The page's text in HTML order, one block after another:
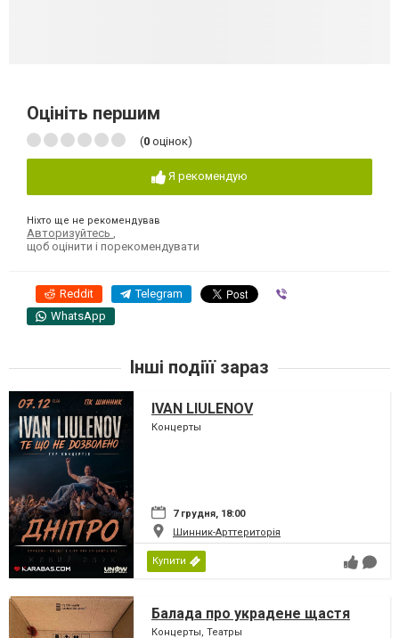
Оцініть першим
(0 оцінок)
Я рекомендую
Ніхто ще не рекомендував
Авторизуйтесь
щоб оцінити і порекомендувати
Reddit Telegram
WhatsApp
Інші подіїї зараз
IVAN LIULENOV
Концерты
7 грудня, 18:00
Шинник-Арттериторія
Купити
Балада про украдене щастя
Концерты, Театры